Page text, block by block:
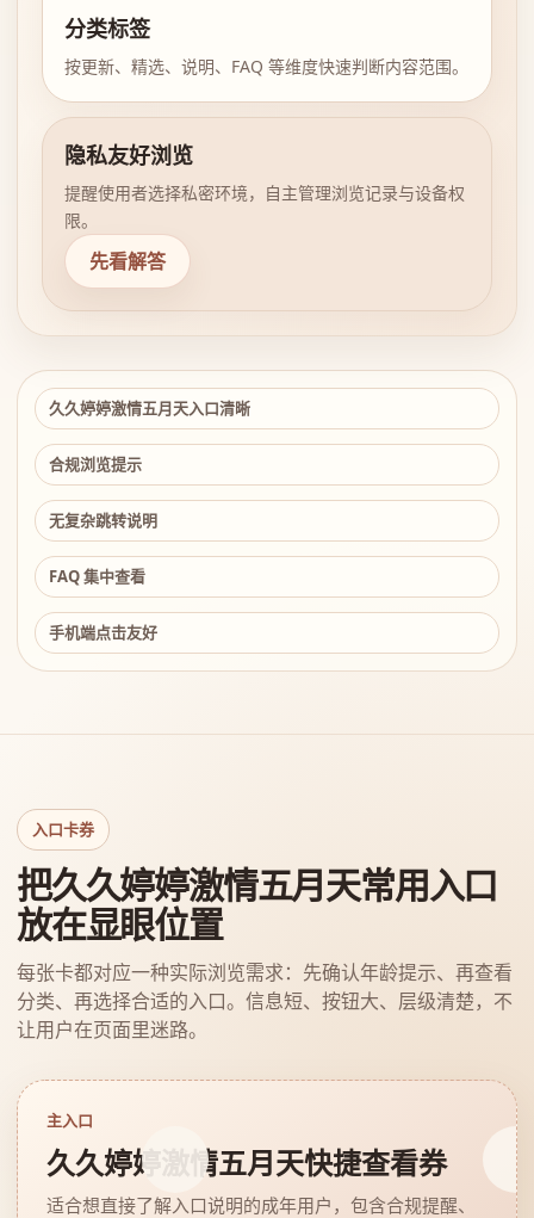
分类标签
按更新、精选、说明、FAQ 等维度快速判断内容范围。
隐私友好浏览
提醒使用者选择私密环境，自主管理浏览记录与设备权
限。
先看解答
久久婷婷激情五月天入口清晰
合规浏览提示
无复杂跳转说明
FAQ 集中查看
手机端点击友好
入口卡券
把久久婷婷激情五月天常用入口
放在显眼位置
每张卡都对应一种实际浏览需求：先确认年龄提示、再查看
分类、再选择合适的入口。信息短、按钮大、层级清楚，不
让用户在页面里迷路。
主入口
久久婷婷激情五月天快捷查看券
适合想直接了解入口说明的成年用户，包含合规提醒、